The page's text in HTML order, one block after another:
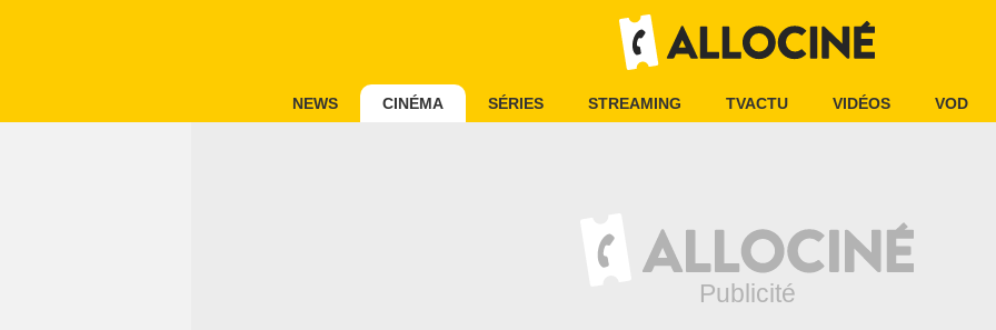
NEWS CINÉMA SÉRIES STREAMING TVACTU VIDÉOS VOD